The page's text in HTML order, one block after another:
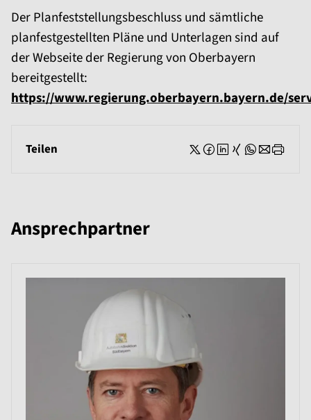
Der Planfeststellungsbeschluss und sämtliche
planfestgestellten Pläne und Unterlagen sind auf
der Webseite der Regierung von Oberbayern
bereitgestellt:
https://www.regierung.oberbayern.bayern.de/
Teilen
Ansprechpartner